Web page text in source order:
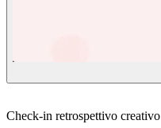
Check-in retrospettivo creativo